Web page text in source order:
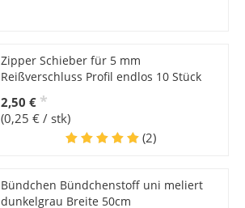
Zipper Schieber für 5 mm
Reißverschluss Profil endlos 10 Stück
2,50 € *
(0,25 € / stk)
(2)
Bündchen Bündchenstoff uni meliert
dunkelgrau Breite 50cm